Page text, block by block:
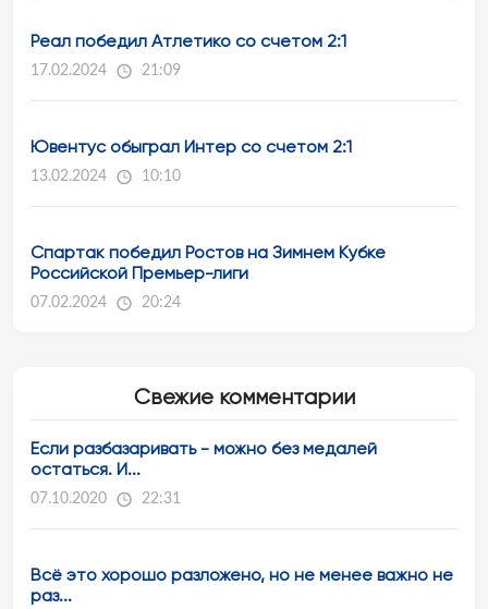
Реал победил Атлетико со счетом 2:1
17.02.2024 21:09
Ювентус обыграл Интер со счетом 2:1
13.02.2024 10:10
Спартак победил Ростов на Зимнем Кубке
Российской Премьер-лиги
07.02.2024 20:24
Свежие комментарии
Если разбазаривать - можно без медалей
остаться. И...
07.10.2020 22:31
Всё это хорошо разложено, но не менее важно не
раз...